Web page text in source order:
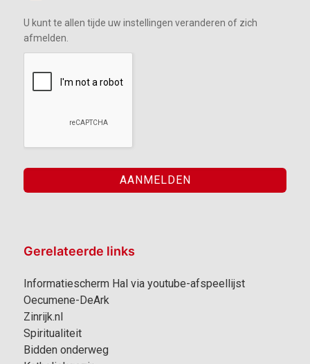
U kunt te allen tijde uw instellingen veranderen of zich
afmelden.
Gerelateerde links
Informatiescherm Hal via youtube-afspeellijst
Oecumene-DeArk
Zinrijk.nl
Spiritualiteit
Bidden onderweg